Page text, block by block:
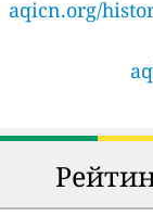
aqicn.org/